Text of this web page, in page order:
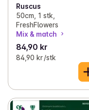
Ruscus
50cm, 1 stk,
FreshFlowers
Mix & match
84,90 kr
84,90 kr /stk